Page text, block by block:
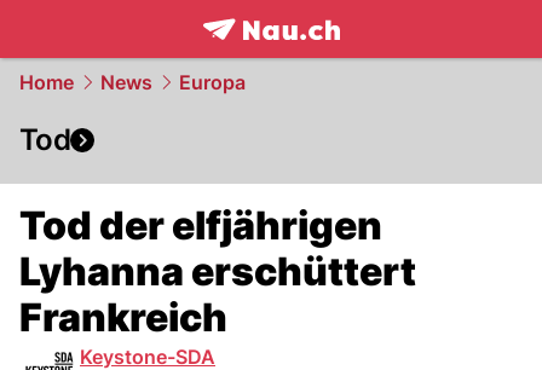
frontpage.NAU.ch
Home News Europa
Tod
Tod der elfjährigen
Lyhanna erschüttert
Frankreich
Keystone-SDA